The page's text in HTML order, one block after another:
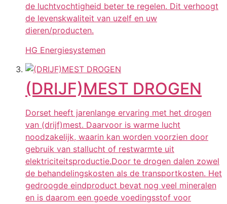
de luchtvochtigheid beter te regelen. Dit verhoogt
de levenskwaliteit van uzelf en uw
dieren/producten.
HG Energiesystemen
(DRIJF)MEST DROGEN
Dorset heeft jarenlange ervaring met het drogen
van (drijf)mest. Daarvoor is warme lucht
noodzakelijk, waarin kan worden voorzien door
gebruik van stallucht of restwarmte uit
elektriciteitsproductie.Door te drogen dalen zowel
de behandelingskosten als de transportkosten. Het
gedroogde eindproduct bevat nog veel mineralen
en is daarom een goede voedingsstof voor